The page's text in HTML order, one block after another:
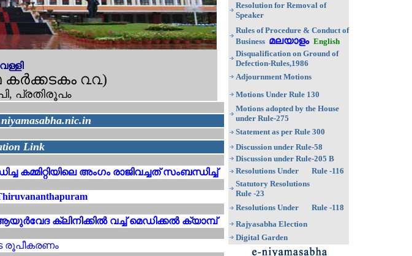
കര്‍ക്കടകം ൨൨)
പ്രതിരൂപം
Link
കമ്മിറ്റിയിലെ അംഗം രാജിവച്ചത് സംബന്ധിച്ച്
ക്ലിനിക്കിൽ വച്ച് മെഡിക്കൽ ക്യാമ്പ്
രൂപീകരണം
Resolution for Removal of
Speaker
Rules of Procedure & Conduct of
Business മലയാളം English
Disqualification on Ground of
Defection-Rules,1986
Adjournment Motions
Motions Under Rule 130
Motions adopted by the House
under Rule-275
Statement as per Rule 300
Discussion under Rule-58
Discussion under Rule-205 B
Resolutions Under Rule -116
Statutory Resolutions
Rule -23
Resolutions Under Rule -118
Rajyasabha Election
Digital Garden